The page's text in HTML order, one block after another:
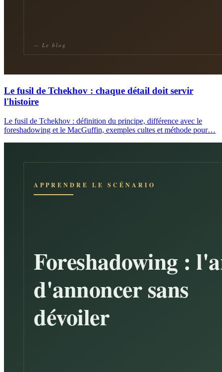
Le fusil de Tchekhov : chaque détail doit servir
l'histoire
Le fusil de Tchekhov : définition du principe, différence avec le
foreshadowing et le MacGuffin, exemples cultes et méthode pour…